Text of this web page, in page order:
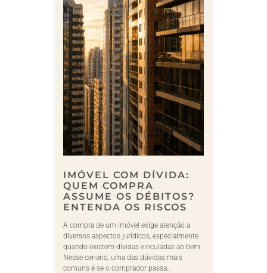
IMÓVEL COM DÍVIDA:
QUEM COMPRA
ASSUME OS DÉBITOS?
ENTENDA OS RISCOS
A compra de um imóvel exige atenção a
diversos aspectos jurídicos, especialmente
quando existem dívidas vinculadas ao bem.
Nesse cenário, uma das dúvidas mais
comuns é se o comprador passa…